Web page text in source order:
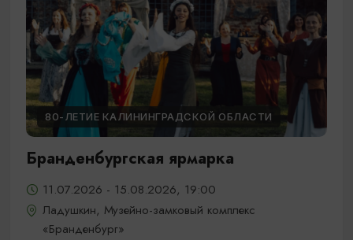
80-ЛЕТИЕ КАЛИНИНГРАДСКОЙ ОБЛАСТИ
Бранденбургская ярмарка
11.07.2026 - 15.08.2026, 19:00
Ладушкин, Музейно-замковый комплекс
«Бранденбург»